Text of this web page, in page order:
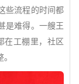
些流程的时间都
是难得。一艘王
在工棚里，社区